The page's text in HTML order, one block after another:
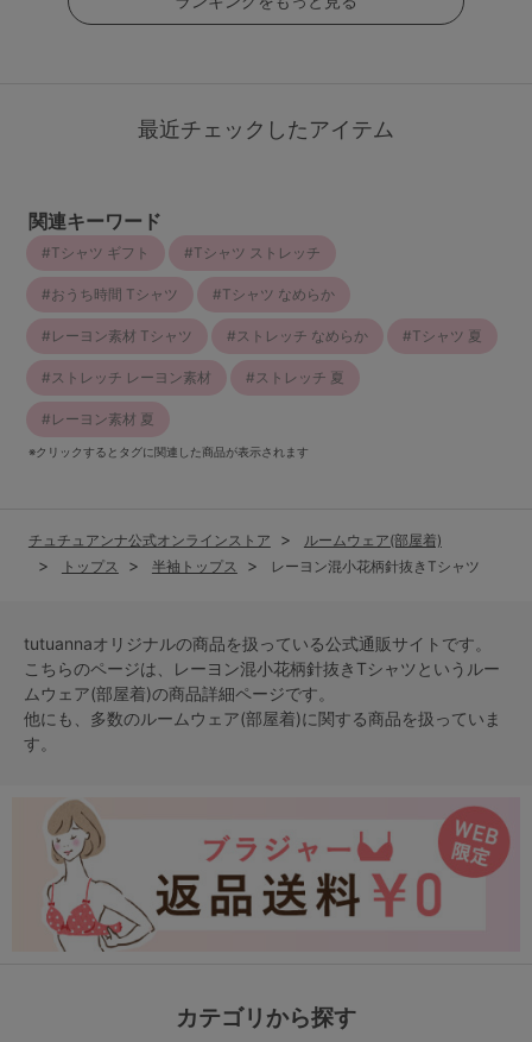
最近チェックしたアイテム
関連キーワード
Tシャツ ギフト Tシャツ ストレッチ
おうち時間 Tシャツ Tシャツ なめらか
レーヨン素材 Tシャツ ストレッチ なめらか Tシャツ 夏
ストレッチ レーヨン素材 ストレッチ 夏
レーヨン素材 夏
※クリックするとタグに関連した商品が表示されます
チュチュアンナ公式オンラインストア
ルームウェア(部屋着)
トップス
半袖トップス レーヨン混小花柄針抜きTシャツ
tutuannaオリジナルの商品を扱っている公式通販サイトです。
こちらのページは、レーヨン混小花柄針抜きTシャツという ルー
ムウェア(部屋着)の商品詳細ページです。
他にも、多数のルームウェア(部屋着)に関する商品を扱っていま
す。
カテゴリから探す